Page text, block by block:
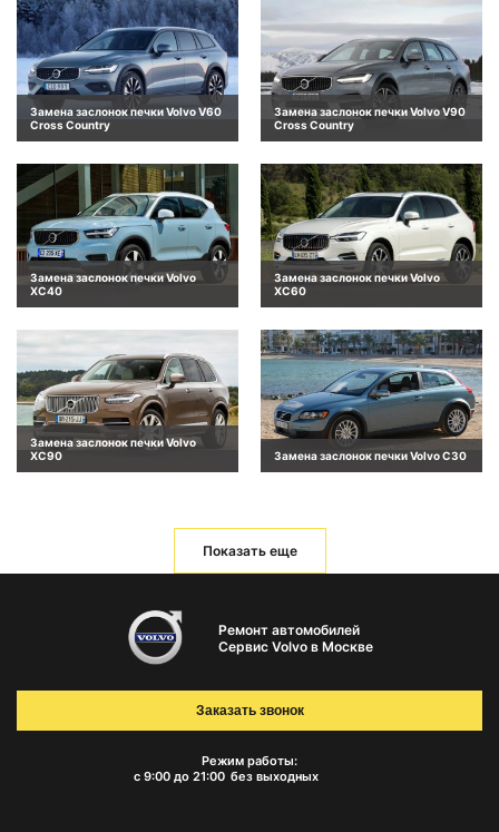
Замена заслонок печки Volvo V60
Cross Country
Замена заслонок печки Volvo V90
Cross Country
Замена заслонок печки Volvo
XC40
Замена заслонок печки Volvo
XC60
Замена заслонок печки Volvo
XC90
Замена заслонок печки Volvo C30
Показать еще
Ремонт автомобилей
Сервис Volvo в Москве
Режим работы:
с 9:00 до 21:00 без выходных
Заказать звонок